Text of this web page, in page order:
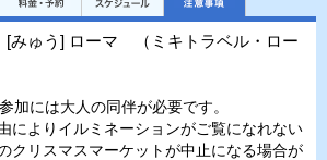
みゅう] ローマ （ミキトラベル・ロー
加には大人の同伴が必要です。
によりイルミネーションがご覧になれない
クリスマスマーケットが中止になる場合が